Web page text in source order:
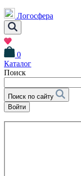
Логосфера
0
Каталог
Поиск
Поиск по сайту
Войти